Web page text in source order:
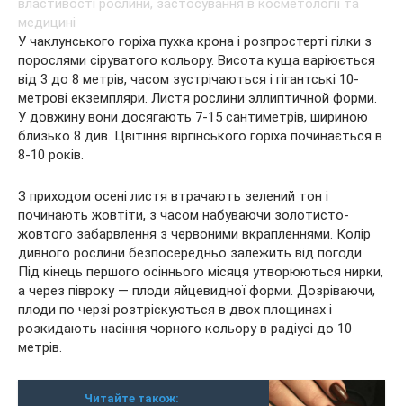
У чаклунського горіха пухка крона і розпростерті гілки з
порослями сіруватого кольору. Висота куща варіюється
від 3 до 8 метрів, часом зустрічаються і гігантські 10-
метрові екземпляри. Листя рослини эллиптичной форми.
У довжину вони досягають 7-15 сантиметрів, шириною
близько 8 див. Цвітіння віргінського горіха починається в
8-10 років.
З приходом осені листя втрачають зелений тон і
починають жовтіти, з часом набуваючи золотисто-
жовтого забарвлення з червоними вкрапленнями. Колір
дивного рослини безпосередньо залежить від погоди.
Під кінець першого осіннього місяця утворюються нирки,
а через півроку — плоди яйцевидної форми. Дозріваючи,
плоди по черзі розтріскуються в двох площинах і
розкидають насіння чорного кольору в радіусі до 10
метрів.
Читайте також: